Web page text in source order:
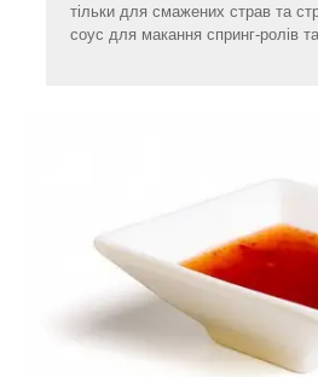
тільки для смажених страв та
соус для макання спринг-ролів